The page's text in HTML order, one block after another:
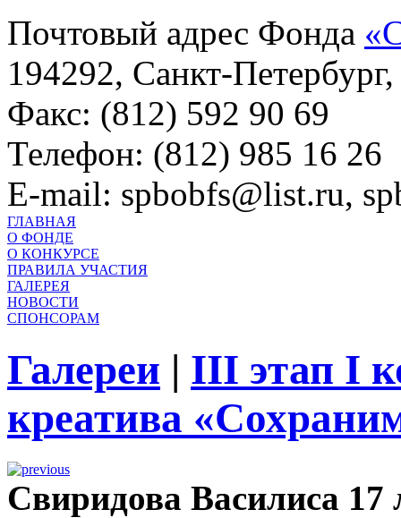
Почтовый адрес Фонда
194292, Санкт-
Факс: (812) 592 90 69
Телефон: (812) 985 16 26
E-mail: spbobfs@list.ru,
ГЛАВНАЯ
О ФОНДЕ
О КОНКУРСЕ
ПРАВИЛА УЧАСТИЯ
ГАЛЕРЕЯ
НОВОСТИ
СПОНСОРАМ
Галереи | III этап I
креатива
Свиридова Василиса 17